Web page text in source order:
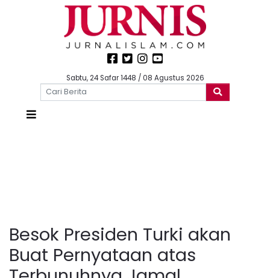
Sabtu, 24 Safar 1448 / 08 Agustus 2026
Besok Presiden Turki akan
Buat Pernyataan atas